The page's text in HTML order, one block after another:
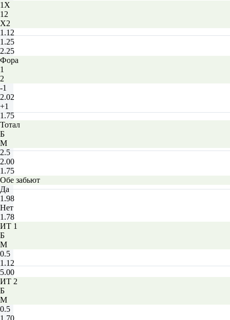
1X
12
X2
1.12
1.25
2.25
Фора
1
2
-1
2.02
+1
1.75
Тотал
Б
М
2.5
2.00
1.75
Обе забьют
Да
1.98
Нет
1.78
ИТ 1
Б
М
0.5
1.12
5.00
ИТ 2
Б
М
0.5
1.70